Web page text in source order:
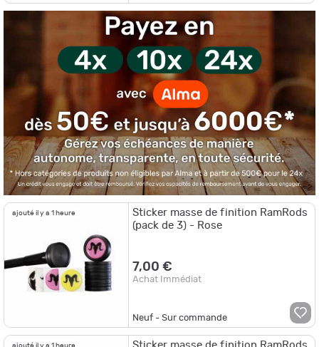
ajouté il y a 1 heure
Sticker masse de finition RamRods
(pack de 3) - Rose
7,00 €
Achat Immédiat
Neuf - Sur commande